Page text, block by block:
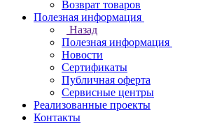
Возврат товаров
Полезная информация
Назад
Полезная информация
Новости
Сертификаты
Публичная оферта
Сервисные центры
Реализованные проекты
Контакты